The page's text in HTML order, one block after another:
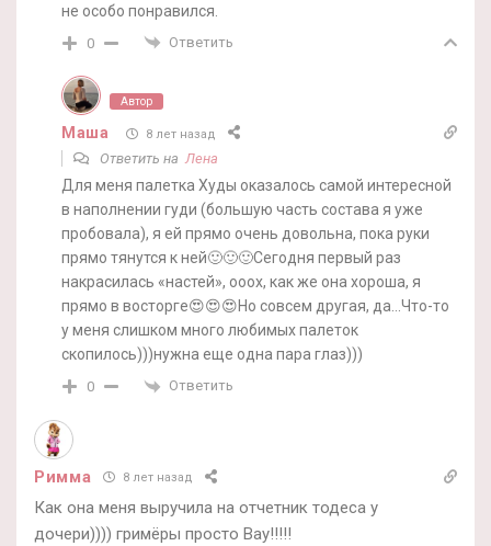
не особо понравился.
0 Ответить
Автор
Маша 8 лет назад
Ответить наЛена
Для меня палетка Худы оказалось самой интересной
в наполнении гуди (большую часть состава я уже
пробовала), я ей прямо очень довольна, пока руки
прямо тянутся к ней🙂🙂🙂Сегодня первый раз
накрасилась «настей», ооох, как же она хороша, я
прямо в восторге😍😍😍Но совсем другая, да…Что-то
у меня слишком много любимых палеток
скопилось)))нужна еще одна пара глаз)))
0 Ответить
Римма 8 лет назад
Как она меня выручила на отчетник тодеса у
дочери)))) гримёры просто Вау!!!!!